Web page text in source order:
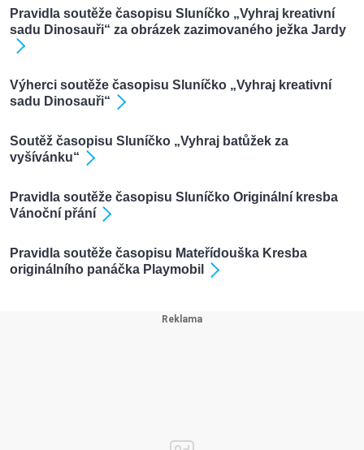
Pravidla soutěže časopisu Sluníčko „Vyhraj kreativní
sadu Dinosauři“ za obrázek zazimovaného ježka Jardy
Výherci soutěže časopisu Sluníčko „Vyhraj kreativní
sadu Dinosauři“
Soutěž časopisu Sluníčko „Vyhraj batůžek za
vyšívánku“
Pravidla soutěže časopisu Sluníčko Originální kresba
Vánoční přání
Pravidla soutěže časopisu Mateřídouška Kresba
originálního panáčka Playmobil